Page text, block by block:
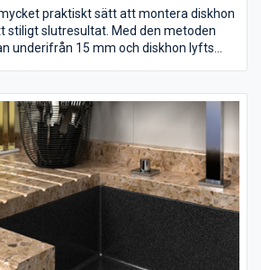
praktiskt sätt att montera diskhon
stiligt slutresultat. Med den metoden
underifrån 15 mm och diskhon lyfts
till hon.